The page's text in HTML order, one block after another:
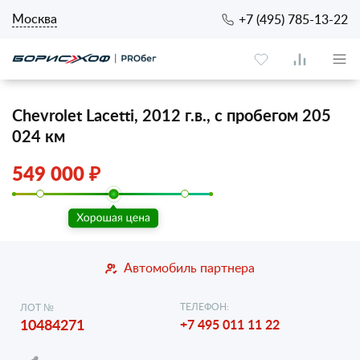
Москва +7 (495) 785-13-22
Chevrolet Lacetti, 2012 г.в., с пробегом 205
024 км
549 000 ₽
Автомобиль партнера
ЛОТ №
10484271
ТЕЛЕФОН:
+7 495 011 11 22